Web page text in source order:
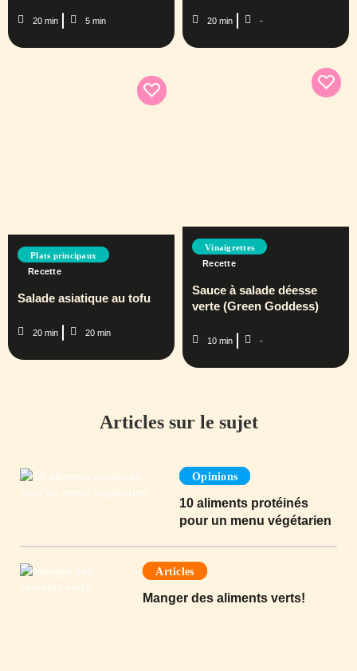
20 min 5 min 20 min -
Plats principaux
Recette
Salade asiatique au tofu
20 min 20 min
Vinaigrettes
Recette
Sauce à salade déesse
verte (Green Goddess)
10 min -
Articles sur le sujet
Opinions
10 aliments protéinés
pour un menu végétarien
Articles
Manger des aliments verts!